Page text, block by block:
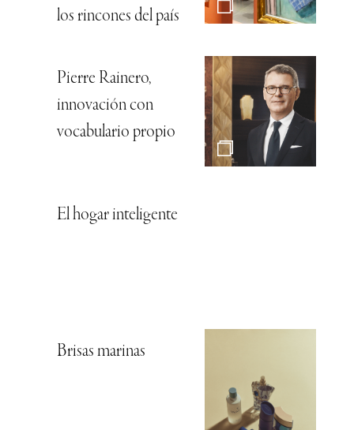
los rincones del país
Pierre Rainero,
innovación con
vocabulario propio
El hogar inteligente
Brisas marinas